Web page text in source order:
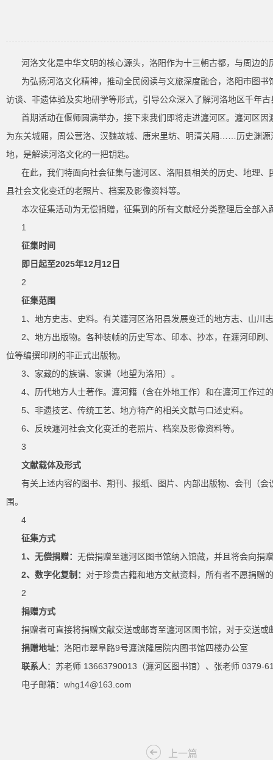
河洛文化是中华文明的核心源头，洛阳作为十三朝古都，与周边
为弘扬河洛文化精神，推动全民阅读与文旅深度融合，洛阳市图
访谈、非遗体验及实地研学等形式，引导公众深入了解河洛地区千年
首期活动在偃师圆满举办，接下来我们即将走进瀍河区。瀍河区
为东关城厢，周公营洛、汉魏故城、唐宋里坊、明清关厢……历史渊
地，是解读河洛文化的一把钥匙。
在此，我们特面向社会征集与瀍河区、洛阳县相关的历史、地理
县社会文化变迁的老照片、档案及影像资料等。
本次征集活动为无偿捐赠，征集到的所有文献经分类整理后全部
1
征集时间
即日起至2025年12月12日
2
征集范围
1、地方史志、史料。有关瀍河区洛阳县发展变迁的地方志、山川
2、地方出版物。各种装帧的历史写本、印本、抄本，在瀍河印刷
位等编撰印刷的非正式出版物。
3、家藏的的族谱、家谱（地望为洛阳）。
4、历代地方人士著作。瀍河籍（含在外地工作）和在瀍河工作过
5、非遗技艺、传统工艺、地方特产的相关文献与口述史料。
6、反映瀍河社会文化变迁的老照片、档案及影像资料等。
3
文献载体及形式
有关上述内容的图书、期刊、报纸、图片、内部出版物、会刊（
围。
4
征集方式
1、无偿捐赠： 无偿捐赠至瀍河区图书馆纳入馆藏，并且将会向捐
2、数字化复制： 对于珍贵古籍和地方文献资料，所有者不愿捐赠
2
捐赠方式
捐赠者可直接将捐赠文献交送或邮寄至瀍河区图书馆，对于交送
捐赠地址：洛阳市翠阜路9号瀍滨隆居院内图书馆四楼办公室
联系人：苏老师 13663790013（瀍河区图书馆）、张老师 0379-
电子邮箱：whg14@163.com
上一篇